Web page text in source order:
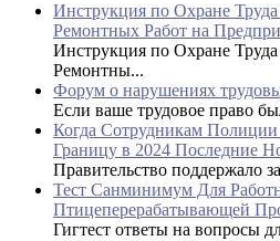
Инструкция по Охране
Ремонтных Работ на
Инструкция по Охране
Ремонтны...
Форум о нарушениях
Если ваше трудовое право
Когда Сотрудникам Полиции
Границу в 2024 Последние
Правительство поддержало
Тест Санминимум Для
Птицеперерабатывающей
Гигтест ответы на вопросы